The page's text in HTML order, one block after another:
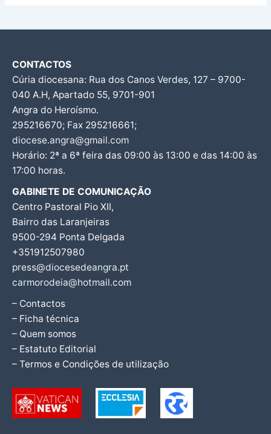
CONTACTOS
Cúria diocesana: Rua dos Canos Verdes, 127 – 9700-
040 A.H, Apartado 55, 9701-901
Angra do Heroísmo.
295216670; Fax 295216661;
diocese.angra@gmail.com
Horário: 2ª a 6ª feira das 09:00 às 13:00 e das 14:00 às
17:00 horas.
GABINETE DE COMUNICAÇÃO
Centro Pastoral Pio XII,
Bairro das Laranjeiras
9500-294 Ponta Delgada
+351912507980
press@diocesedeangra.pt
carmorodeia@hotmail.com
– Contactos
– Ficha técnica
– Quem somos
– Estatuto Editorial
– Termos e Condições de utilização